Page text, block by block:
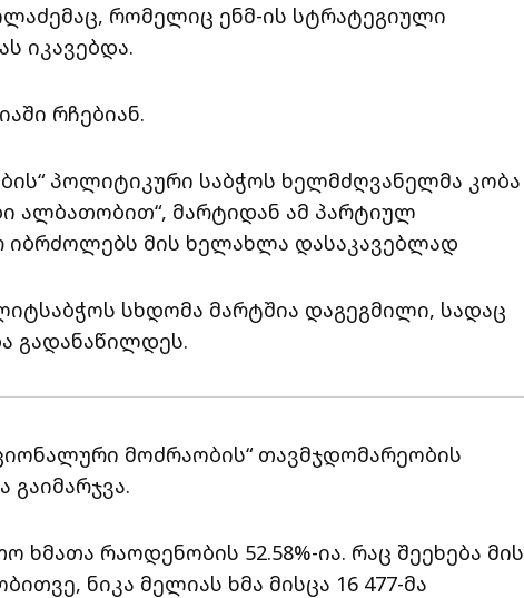
რომელიც ენმ-ის სტრატეგიული
იკავებდა.
რჩებიან.
პოლიტიკური საბჭოს ხელმძღვანელმა კობა
ალბათობით“, მარტიდან ამ პარტიულ
იბრძოლებს მის ხელახლა დასაკავებლად
სხდომა მარტშია დაგეგმილი, სადაც
გადანაწილდეს.
მოძრაობის“ თავმჯდომარეობის
გაიმარჯვა.
ხმათა რაოდენობის 52.58%-ია. რაც შეეხება მის
ნიკა მელიას ხმა მისცა 16 477-მა